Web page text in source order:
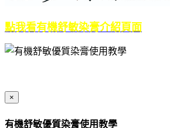
點我看有機舒敏染膏介紹頁面
×
有機舒敏優質染膏使用教學